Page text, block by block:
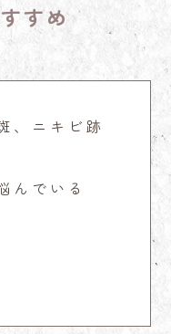
すめ
、ニキビ跡
んでいる